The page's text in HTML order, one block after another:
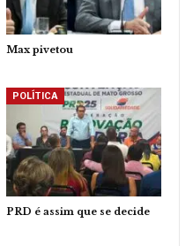
Max pivetou
POLÍTICA
PRD é assim que se decide